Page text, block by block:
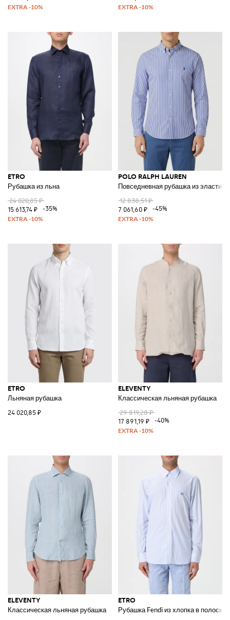
ETRO
Рубашка из льна
24 020,85 ₽
15 613,74 ₽
-35%
POLO RALPH LAUREN
Повседневная рубашка из
12 838,51 ₽
7 061,60 ₽
-45%
ETRO
Льняная рубашка
24 020,85 ₽
ELEVENTY
Классическая льняная рубашка
29 819,28 ₽
17 891,19 ₽
-40%
ELEVENTY
Классическая льняная рубашка
ETRO
Рубашка Fendi из хлопка в полоску